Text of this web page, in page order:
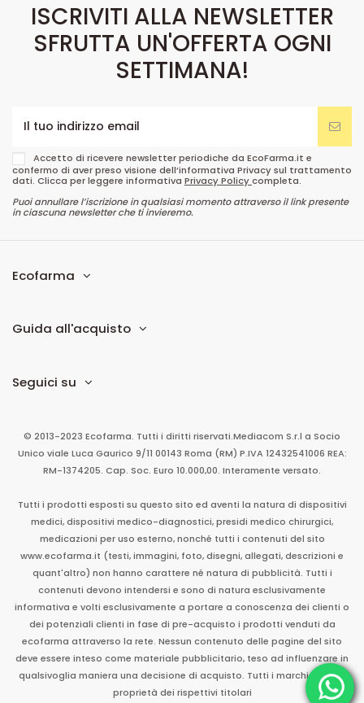
ISCRIVITI ALLA NEWSLETTER
SFRUTTA UN'OFFERTA OGNI
SETTIMANA!
Accetto di ricevere newsletter periodiche da EcoFarma.it e
confermo di aver preso visione dell’informativa Privacy sul trattamento
dati. Clicca per leggere informativa Privacy Policycompleta.
Puoi annullare l’iscrizione in qualsiasi momento attraverso il link presente
in ciascuna newsletter che ti invieremo.
Ecofarma
Guida all'acquisto
Seguici su
© 2013-2023 Ecofarma. Tutti i diritti riservati.Mediacom S.r.l a Socio
Unico viale Luca Gaurico 9/11 00143 Roma (RM) P.IVA 12432541006 REA:
RM-1374205. Cap. Soc. Euro 10.000,00. Interamente versato.
Tutti i prodotti esposti su questo sito ed aventi la natura di dispositivi
medici, dispositivi medico-diagnostici, presidi medico chirurgici,
medicazioni per uso esterno, nonché tutti i contenuti del sito
www.ecofarma.it (testi, immagini, foto, disegni, allegati, descrizioni e
quant'altro) non hanno carattere né natura di pubblicità. Tutti i
contenuti devono intendersi e sono di natura esclusivamente
informativa e volti esclusivamente a portare a conoscenza dei clienti o
dei potenziali clienti in fase di pre-acquisto i prodotti venduti da
ecofarma attraverso la rete. Nessun contenuto delle pagine del sito
deve essere inteso come materiale pubblicitario, teso ad influenzare in
qualsivoglia maniera una decisione di acquisto. Tutti i marchi sono di
proprietà dei rispettivi titolari